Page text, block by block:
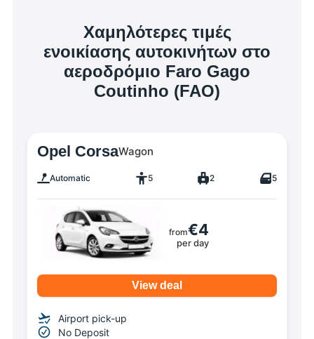
Χαμηλότερες τιμές
ενοικίασης αυτοκινήτων στο
αεροδρόμιο Faro Gago
Coutinho (FAO)
Opel CorsaWagon
Automatic 5 2 5
from€4
per day
View deal
Airport pick-up
No Deposit